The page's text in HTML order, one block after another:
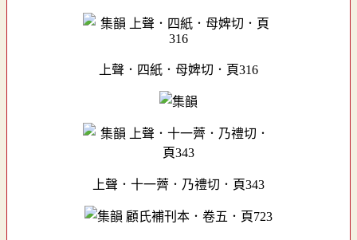
上聲．四紙．母婢切．頁316
上聲．十一薺．乃禮切．頁343